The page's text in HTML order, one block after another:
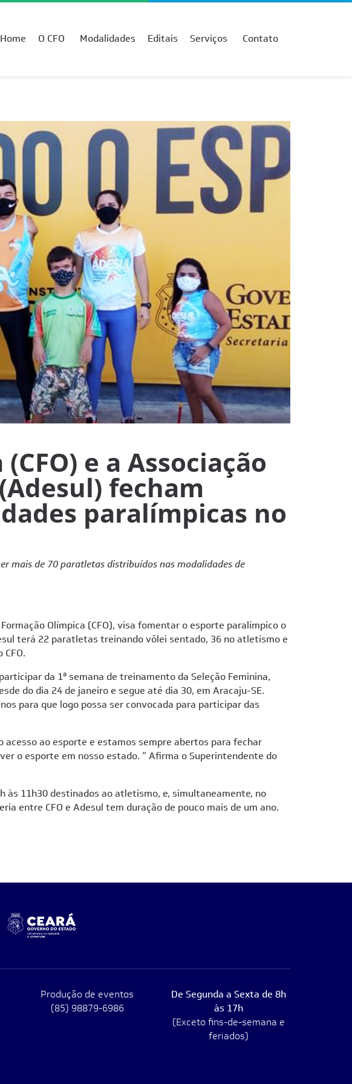
Home O CFO Modalidades Editais Serviços Contato
e a Associação
fecham
paralímpicas no
mais de 70 paratletas distribuídos nas modalidades de
Olímpica (CFO), visa fomentar o esporte paralímpico o
terá 22 paratletas treinando vôlei sentado, 36 no atletismo e
da 1ª semana de treinamento da Seleção Feminina,
do dia 24 de janeiro e segue até dia 30, em Aracaju-SE.
para que logo possa ser convocada para participar das
acesso ao esporte e estamos sempre abertos para fechar
o esporte em nosso estado. ” Afirma o Superintendente do
11h30 destinados ao atletismo, e, simultaneamente, no
entre CFO e Adesul tem duração de pouco mais de um ano.
Produção de eventos
(85) 98879-6986
De Segunda a Sexta de 8h
às 17h
(Exceto fins-de-semana e
feriados)